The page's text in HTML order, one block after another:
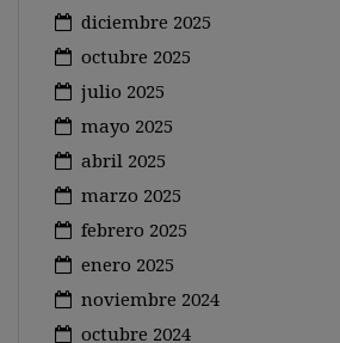
diciembre 2025
octubre 2025
julio 2025
mayo 2025
abril 2025
marzo 2025
febrero 2025
enero 2025
noviembre 2024
octubre 2024